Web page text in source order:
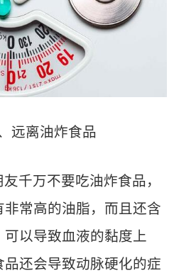
离油炸食品
千万不要吃油炸食品，
常高的油脂，而且还含
以导致血液的黏度上
还会导致动脉硬化的症